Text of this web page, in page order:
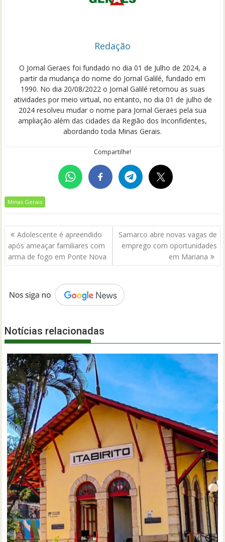
Redação
O Jornal Geraes foi fundado no dia 01 de Julho de 2024, a
partir da mudança do nome do Jornal Galilé, fundado em
1990. No dia 20/08/2022 o Jornal Galilé retornou as suas
atividades por meio virtual, no entanto, no dia 01 de julho de
2024 resolveu mudar o nome para Jornal Geraes pela sua
ampliação além das cidades da Região dos Inconfidentes,
abordando toda Minas Gerais.
Compartilhe!
Minas Gerais
Navegação
de
Post
Adolescente é apreendido
após ameaçar familiares com
arma de fogo em Ponte Nova
Samarco abre novas vagas de
emprego com oportunidades
em Mariana
Notícias relacionadas